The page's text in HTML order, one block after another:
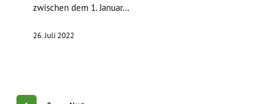
zwischen dem 1. Januar…
26. Juli 2022